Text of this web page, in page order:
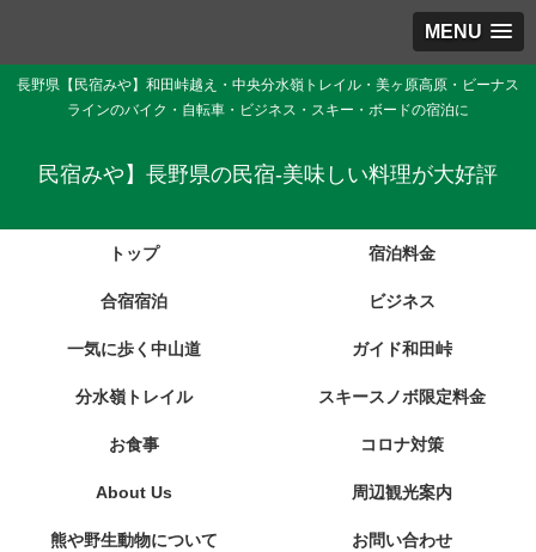
MENU
長野県【民宿みや】和田峠越え・中央分水嶺トレイル・美ヶ原高原・ビーナス
ラインのバイク・自転車・ビジネス・スキー・ボードの宿泊に
民宿みや】長野県の民宿-美味しい料理が大好評
トップ 宿泊料金
合宿宿泊 ビジネス
一気に歩く中山道 ガイド和田峠
分水嶺トレイル スキースノボ限定料金
お食事 コロナ対策
About Us 周辺観光案内
熊や野生動物について お問い合わせ